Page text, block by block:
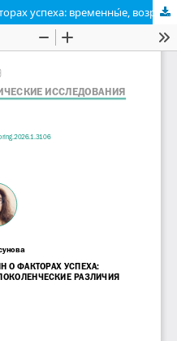
Представления россиян о факторах успеха: временны́е, возрастные и поколенческие различия